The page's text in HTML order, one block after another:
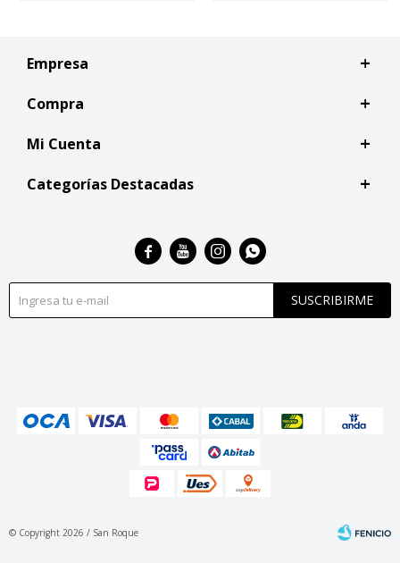
Empresa
Compra
Mi Cuenta
Categorías Destacadas
SUSCRIBIRME
   
© Copyright 2026 / San Roque